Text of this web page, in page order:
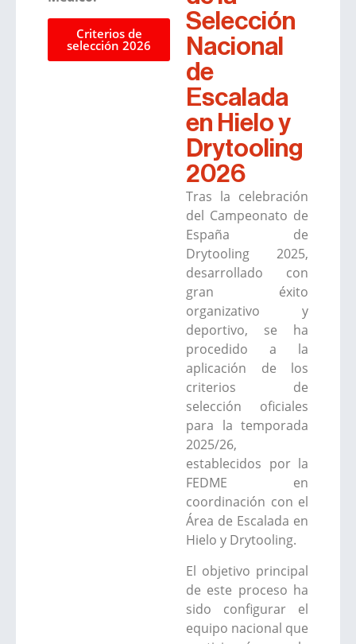
Criterios de
selección 2026
Selección
Nacional
de
Escalada
en Hielo y
Drytooling
2026
Tras la celebración
del Campeonato de
España de
Drytooling 2025,
desarrollado con
gran éxito
organizativo y
deportivo, se ha
procedido a la
aplicación de los
criterios de
selección oficiales
para la temporada
2025/26,
establecidos por la
FEDME en
coordinación con el
Área de Escalada en
Hielo y Drytooling.
El objetivo principal
de este proceso ha
sido configurar el
equipo nacional que